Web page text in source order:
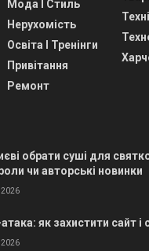
Мода І Стиль
Нерухомість
Освіта І Тренінги
Привітання
Ремонт
обрати суші для
чи авторські новинки
як захистити сайт і